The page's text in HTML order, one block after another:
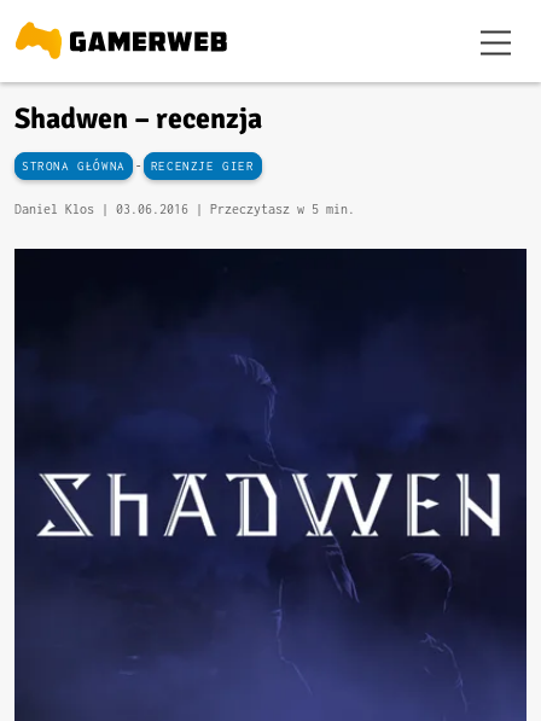
Shadwen – recenzja
STRONA GŁÓWNA - RECENZJE GIER
Daniel Klos | 03.06.2016 | Przeczytasz w 5 min.